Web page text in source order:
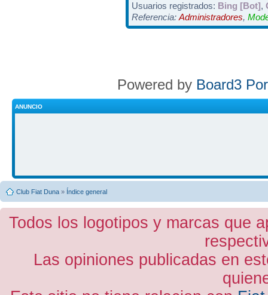
Usuarios registrados: Bing [Bot] ,
Referencia: Administradores,
Powered by Board3
ANUNCIO
Club Fiat Duna » Índice general
Todos los logotipos y marcas que
Las opiniones publicadas en